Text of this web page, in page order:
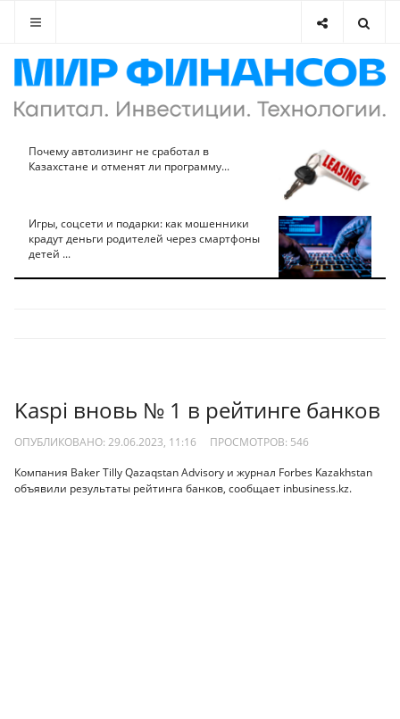
Почему автолизинг не сработал в
Казахстане и отменят ли программу...
Игры, соцсети и подарки: как мошенники
крадут деньги родителей через смартфоны
детей ...
Kaspi вновь № 1 в рейтинге банков
ОПУБЛИКОВАНО: 29.06.2023, 11:16 ПРОСМОТРОВ: 546
Компания Baker Tilly Qazaqstan Advisory и журнал Forbes Kazakhstan
объявили результаты рейтинга банков, сообщает inbusiness.kz.